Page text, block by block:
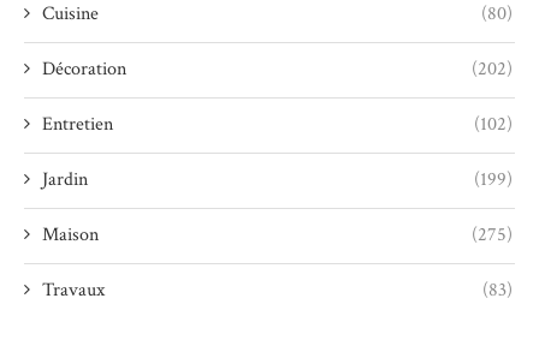
Cuisine (80)
Décoration (202)
Entretien (102)
Jardin (199)
Maison (275)
Travaux (83)